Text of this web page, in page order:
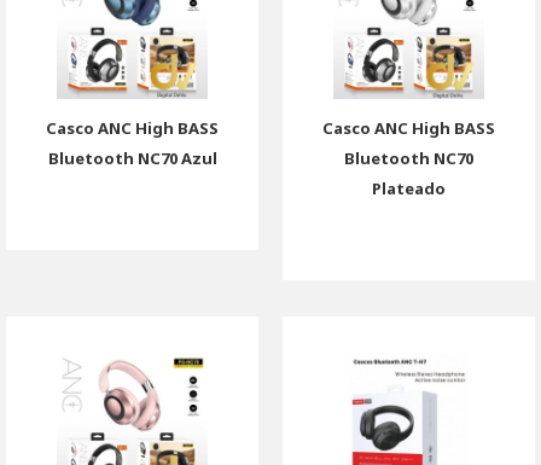
Casco ANC High BASS
Bluetooth NC70 Azul
Casco ANC High BASS
Bluetooth NC70
Plateado